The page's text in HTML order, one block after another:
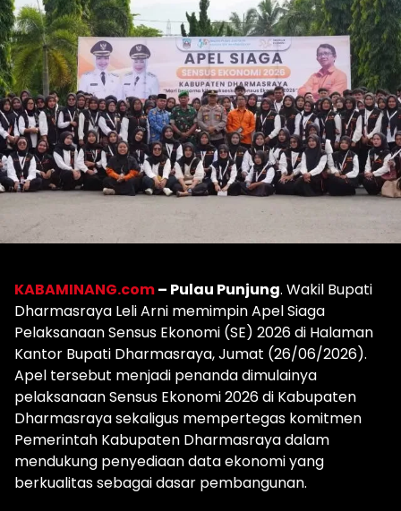
KABAMINANG.com– Pulau Punjung. Wakil Bupati
Dharmasraya Leli Arni memimpin Apel Siaga
Pelaksanaan Sensus Ekonomi (SE) 2026 di Halaman
Kantor Bupati Dharmasraya, Jumat (26/06/2026).
Apel tersebut menjadi penanda dimulainya
pelaksanaan Sensus Ekonomi 2026 di Kabupaten
Dharmasraya sekaligus mempertegas komitmen
Pemerintah Kabupaten Dharmasraya dalam
mendukung penyediaan data ekonomi yang
berkualitas sebagai dasar pembangunan.